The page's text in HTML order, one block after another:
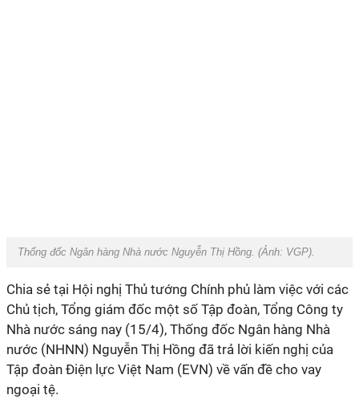
Thống đốc Ngân hàng Nhà nước Nguyễn Thị Hồng. (Ảnh: VGP).
Chia sẻ tại Hội nghị Thủ tướng Chính phủ làm việc với các
Chủ tịch, Tổng giám đốc một số Tập đoàn, Tổng Công ty
Nhà nước sáng nay (15/4), Thống đốc Ngân hàng Nhà
nước (NHNN) Nguyễn Thị Hồng đã trả lời kiến nghị của
Tập đoàn Điện lực Việt Nam (EVN) về vấn đề cho vay
ngoại tệ.